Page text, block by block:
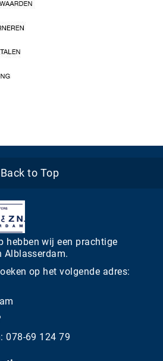
Back to Top
hebben wij een prachtige
Alblasserdam.
op het volgende adres:
078-69 124 79